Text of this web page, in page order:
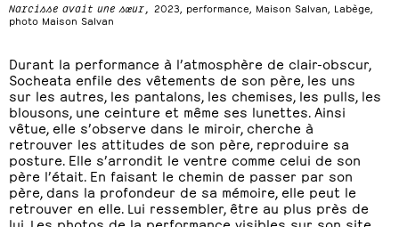
Narcisse avait une sœur, 2023, performance, Maison Salvan, Labège,
photo Maison Salvan
Durant la performance à l’atmosphère de clair-obscur,
Socheata enfile des vêtements de son père, les uns
sur les autres, les pantalons, les chemises, les pulls, les
blousons, une ceinture et même ses lunettes. Ainsi
vêtue, elle s’observe dans le miroir, cherche à
retrouver les attitudes de son père, reproduire sa
posture. Elle s’arrondit le ventre comme celui de son
père l’était. En faisant le chemin de passer par son
père, dans la profondeur de sa mémoire, elle peut le
retrouver en elle. Lui ressembler, être au plus près de
lui. Les photos de la performance visibles sur son site